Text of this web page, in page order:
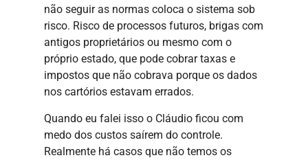
não seguir as normas coloca o sistema sob
risco. Risco de processos futuros, brigas com
antigos proprietários ou mesmo com o
próprio estado, que pode cobrar taxas e
impostos que não cobrava porque os dados
nos cartórios estavam errados.
Quando eu falei isso o Cláudio ficou com
medo dos custos saírem do controle.
Realmente há casos que não temos os